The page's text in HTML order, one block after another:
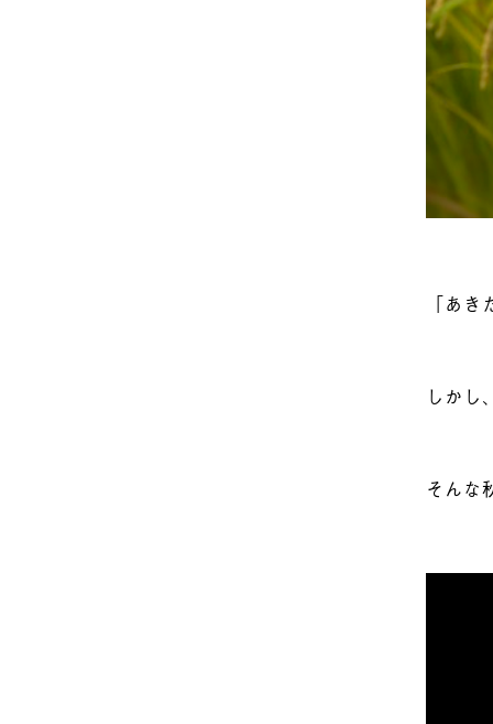
「あ
しかし
そんな